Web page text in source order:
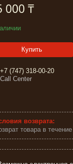
000 ₸
Купить
+7 (747) 318-00-20
Call Center
товара в